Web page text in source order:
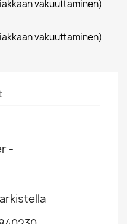
vakuuttaminen)
vakuuttaminen)
-